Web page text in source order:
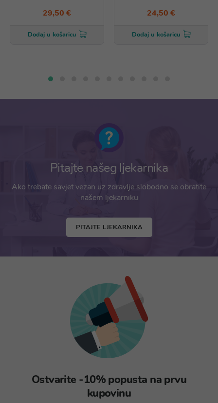
29,50 €
Dodaj u košaricu
24,50 €
Dodaj u košaricu
Pitajte našeg ljekarnika
Ako trebate savjet vezan uz zdravlje slobodno se obratite
našem ljekarniku
PITAJTE LJEKARNIKA
Ostvarite -10% popusta na prvu
kupovinu